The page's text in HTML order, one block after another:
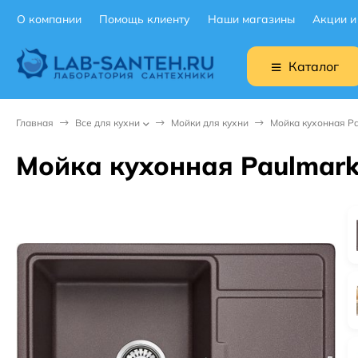
О компании Помощь клиенту Наши магазины Акции
Каталог
Главная Все для кухни Мойки для кухни Мойка кухонная
Мойка кухонная